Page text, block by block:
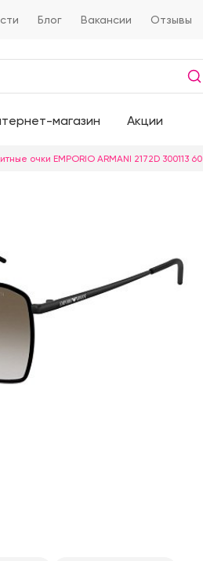
Блог Вакансии Отзывы
магазин Акции
очки EMPORIO ARMANI 2172D 300113 60